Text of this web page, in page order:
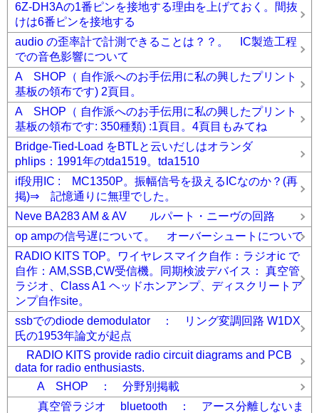
6Z-DH3Aの1番ピンを接地する理由を上げておく。間抜
けは6番ピンを接地する
audio の歪率計で計測できることは？？。 IC製造工程
での音色影響について
A SHOP（ 自作派へのお手伝用に私の興したプリント
基板の領布です) 2頁目。
A SHOP（ 自作派へのお手伝用に私の興したプリント
基板の領布です: 350種類) :1頁目。4頁目もみてね
Bridge-Tied-Load をBTLと云いだしはオランダ
phlips：1991年のtda1519。tda1510
if段用IC : MC1350P。振幅信号を扱えるICなのか？(再
掲)⇒ 記憶通りに無理でした。
Neve BA283 AM & AV ルパート・ニーヴの回路
op ampの信号遅について。 オーバーシュートについて
RADIO KITS TOP。ワイヤレスマイク自作：ラジオic で
自作：AM,SSB,CW受信機。同期検波デバイス： 真空管
ラジオ、Class A1 ヘッドホンアンプ、ディスクリートア
ンプ自作site。
ssbでのdiode demodulator ： リング変調回路 W1DX
氏の1953年論文が起点
RADIO KITS provide radio circuit diagrams and PCB
data for radio enthusiasts.
A SHOP ： 分野別掲載
真空管ラジオ bluetooth ： アース分離しないま